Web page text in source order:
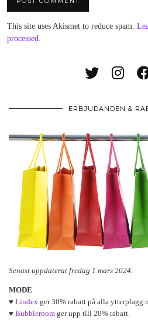
This site uses Akismet to reduce spam.
processed
ERBJUDANDEN &
Senast uppdaterat fredag 1 mars 2024.
MODE
♥ Lindex ger 30% rabatt på alla ytterplagg
♥ Bubbleroom ger upp till 20% rabatt.